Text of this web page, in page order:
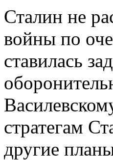
Сталин не
войны по
ставилась
стратегам
другие